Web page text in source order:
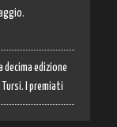
decima edizione
I premiati